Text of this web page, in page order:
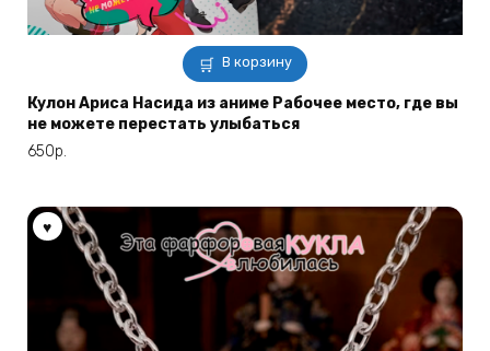
В корзину
Кулон Ариса Насида из аниме Рабочее место, где вы
не можете перестать улыбаться
650р.